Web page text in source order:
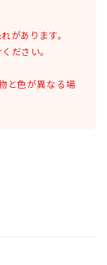
があります。
ださい。
と色が異なる場